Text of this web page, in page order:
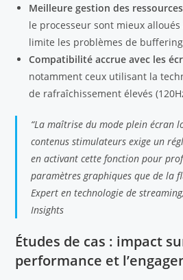
Meilleure gestion des
le processeur sont mieux
limite les problèmes de
Compatibilité accrue avec les
notamment ceux utilisant la
de rafraîchissement élevés
“La maîtrise du mode plein écran
contenus stimulateurs exige un
en activant cette fonction pour
paramètres graphiques que de la
Expert en technologie de
Insights
Études de cas : impact
performance et